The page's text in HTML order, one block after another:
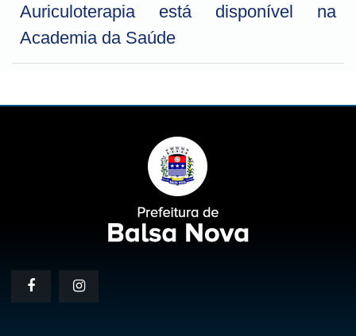
Auriculoterapia está disponível na
Academia da Saúde